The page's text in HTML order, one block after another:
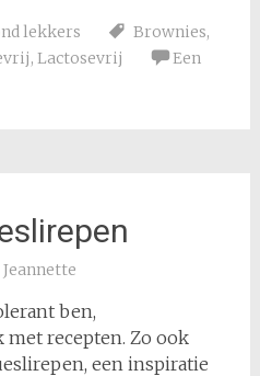
lekkers Brownies,
, Lactosevrij
Een
Jeannette
ben,
recepten. Zo ook
een inspiratie